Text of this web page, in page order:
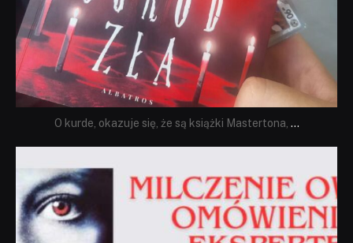
O kurde, okazuje się, że są książki Mastertona, ...